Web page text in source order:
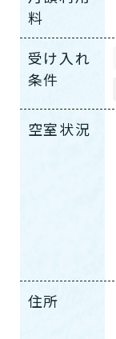
料
受け入れ
条件
空室状況
住所